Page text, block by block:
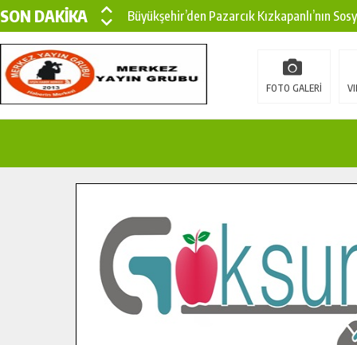
SON DAKİKA
Büyükşehir’den Pazarcık Kızkapanlı’nın
Büyükşehir’den Pazarcık Kırsalına Modern
Çin’den KSÜ’ye Uluslararası Başarı:
İlçe Jandarma Komutanı Karakaya’dan
Bertiz’in Yeni Köprüsünde Sona Doğru.
FOTO GALERİ